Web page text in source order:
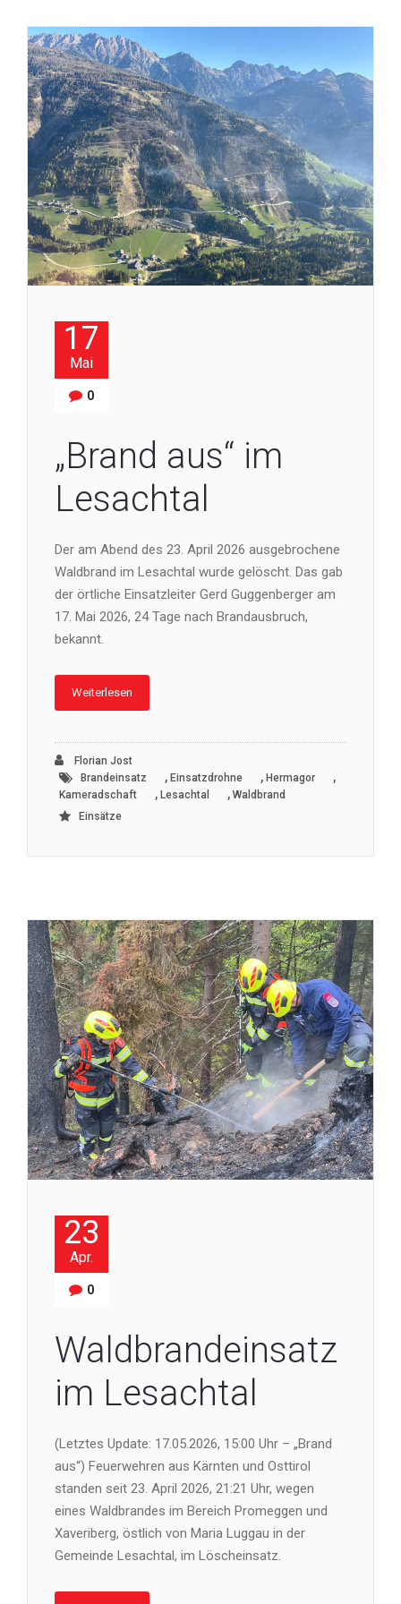
17
Mai
0
„Brand aus“ im
Lesachtal
Der am Abend des 23. April 2026 ausgebrochene
Waldbrand im Lesachtal wurde gelöscht. Das gab
der örtliche Einsatzleiter Gerd Guggenberger am
17. Mai 2026, 24 Tage nach Brandausbruch,
bekannt.
Weiterlesen
Florian Jost
Brandeinsatz
, Einsatzdrohne , Hermagor ,
Kameradschaft , Lesachtal , Waldbrand
Einsätze
23
Apr.
0
Waldbrandeinsatz
im Lesachtal
(Letztes Update: 17.05.2026, 15:00 Uhr – „Brand
aus“) Feuerwehren aus Kärnten und Osttirol
standen seit 23. April 2026, 21:21 Uhr, wegen
eines Waldbrandes im Bereich Promeggen und
Xaveriberg, östlich von Maria Luggau in der
Gemeinde Lesachtal, im Löscheinsatz.